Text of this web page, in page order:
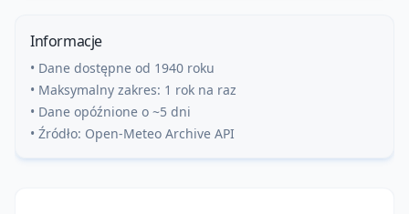
Informacje
• Dane dostępne od 1940 roku
• Maksymalny zakres: 1 rok na raz
• Dane opóźnione o ~5 dni
• Źródło: Open-Meteo Archive API